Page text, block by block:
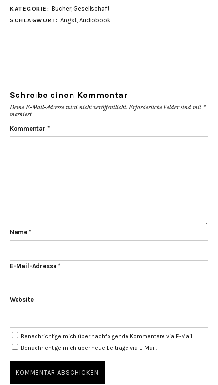
(Wird
neuem
(Wird
neuem
(Wird
in
neuem
KATEGORIE: Bücher, Gesellschaft
SCHLAGWORT: Angst Audiobook
Schreibe einen Kommentar
Deine E-Mail-Adresse wird nicht veröffentlicht. Erforderliche Felder sind mit *
markiert
Kommentar *
Name *
E-Mail-Adresse *
Website
Benachrichtige mich über nachfolgende Kommentare via E-Mail.
Benachrichtige mich über neue Beiträge via E-Mail.